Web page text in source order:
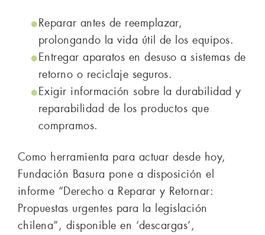
Reparar antes de reemplazar,
prolongando la vida útil de los equipos.
Entregar aparatos en desuso a sistemas de
retorno o reciclaje seguros.
Exigir información sobre la durabilidad y
reparabilidad de los productos que
compramos.
Como herramienta para actuar desde hoy,
Fundación Basura pone a disposición el
informe “Derecho a Reparar y Retornar:
Propuestas urgentes para la legislación
chilena”, disponible en ‘descargas’,